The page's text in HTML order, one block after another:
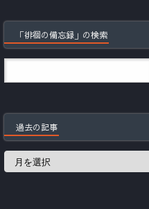
「徘徊の備忘録」の検索
過去の記事
過